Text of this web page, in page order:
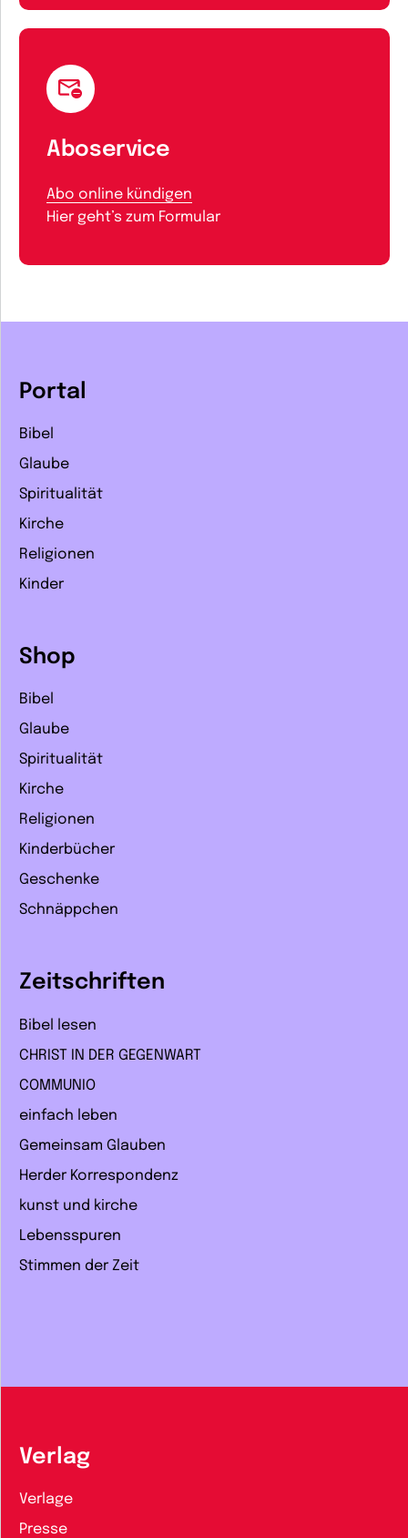
Aboservice
Abo online kündigen
Hier geht’s zum Formular
Portal
Bibel
Glaube
Spiritualität
Kirche
Religionen
Kinder
Shop
Bibel
Glaube
Spiritualität
Kirche
Religionen
Kinderbücher
Geschenke
Schnäppchen
Zeitschriften
Bibel lesen
CHRIST IN DER GEGENWART
COMMUNIO
einfach leben
Gemeinsam Glauben
Herder Korrespondenz
kunst und kirche
Lebensspuren
Stimmen der Zeit
Verlag
Verlage
Presse